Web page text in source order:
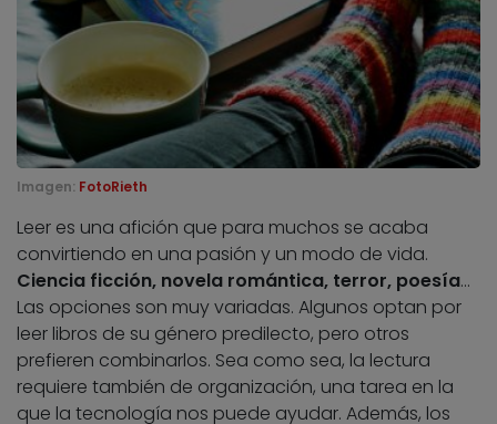
Imagen: FotoRieth
Leer es una afición que para muchos se acaba
convirtiendo en una pasión y un modo de vida.
Ciencia ficción, novela romántica, terror, poesía…
Las opciones son muy variadas. Algunos optan por
leer libros de su género predilecto, pero otros
prefieren combinarlos. Sea como sea, la lectura
requiere también de organización, una tarea en la
que la tecnología nos puede ayudar. Además, los